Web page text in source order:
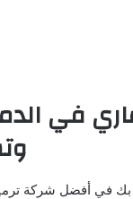
في أفضل شركة